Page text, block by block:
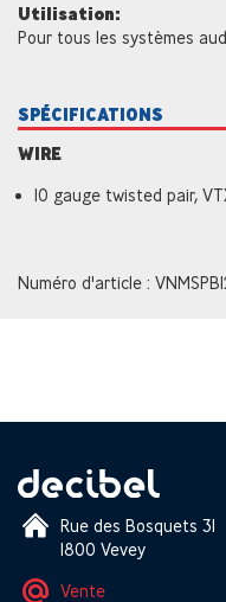
Utilisation:
Pour tous les systèmes
SPÉCIFICATIONS
WIRE
10 gauge twisted pair,
Numéro d'article :
Rue des Bosquets 31
1800 Vevey
Vente